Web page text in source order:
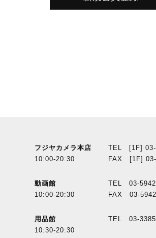
フジヤカメラ本店
10:00-20:30
TEL [1F] 03-
FAX [1F] 03-
動画館
10:00-20:30
TEL 03-
FAX 03-
用品館
10:30-20:30
TEL 03-